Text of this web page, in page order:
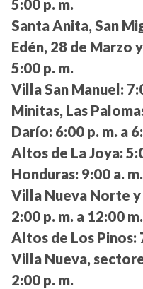
5:00 p. m.
Santa Anita, San
Edén, 28 de Marzo
5:00 p. m.
Villa San Manuel:
Minitas, Las
Darío: 6:00 p. m. a
Altos de La Joya:
Honduras: 9:00 a.
Villa Nueva Norte y
2:00 p. m. a 12:00 m.
Altos de Los Pinos:
Villa Nueva,
2:00 p. m.